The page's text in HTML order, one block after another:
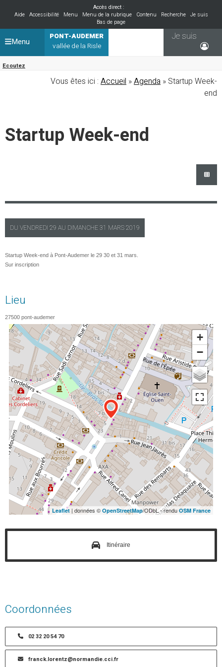
Accès direct :
Aide
Accessibilité Menu Menu de la rubrique Contenu Recherche
Je suis
Bas de page
PONT-AUDEMER
vallée de la Risle
Ecoutez
Je suis
Menu
Vous êtes ici : Accueil »Agenda » Startup Week-
end
Startup Week-end
DU VENDREDI 29 AU DIMANCHE31 MARS 2019
Startup Week-end à Pont-Audemer le 29 30 et 31 mars.
Sur inscription
Lieu
27500 pont-audemer
+
−
Leaflet | données © OpenStreetMap/ODbL - rendu OSM France
Itinéraire
Coordonnées
02 32 20 54 70
franck.lorentz@normandie.cci.fr